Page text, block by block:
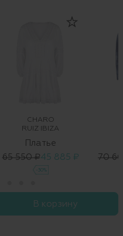
CHARO
RUIZ IBIZA
Платье
65 550 ₽45 885 ₽
-30%
70
В корзину